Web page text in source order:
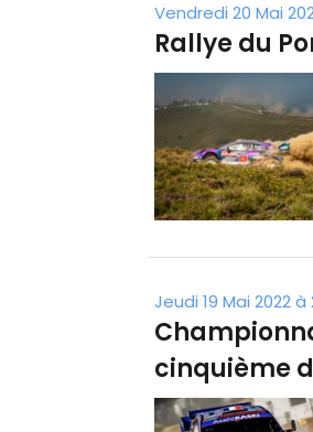
Vendredi 20 Mai
Rallye du
Jeudi 19 Mai 2022 à
cinquième